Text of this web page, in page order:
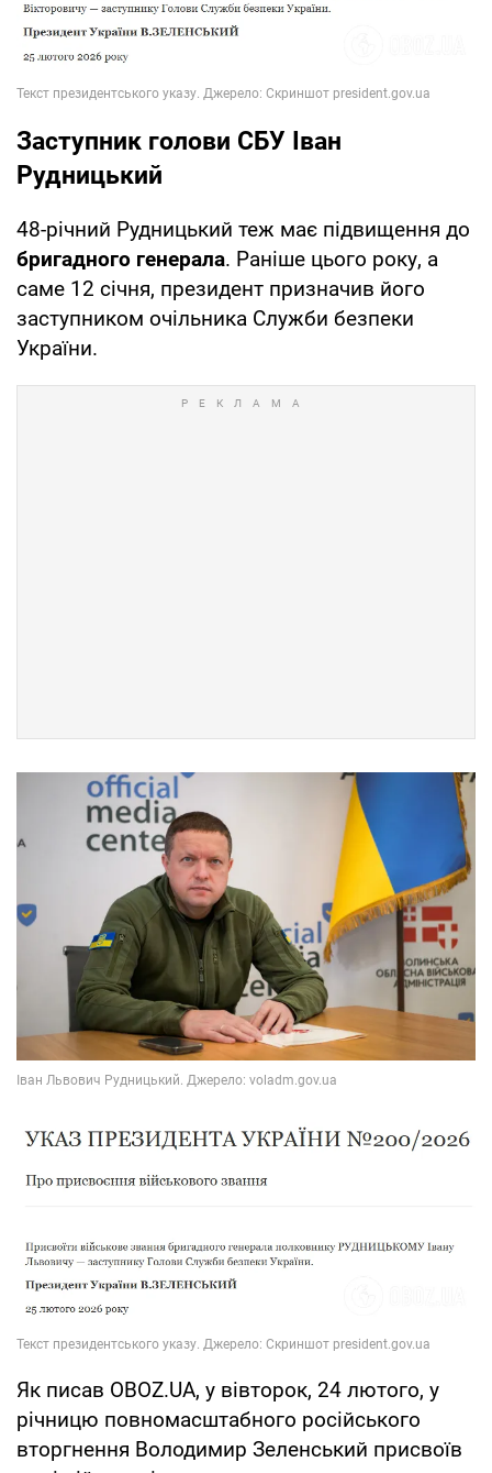
Заступник голови СБУ Іван
Рудницький
48-річний Рудницький теж має підвищення до
бригадного генерала. Раніше цього року, а
саме 12 січня, президент призначив його
заступником очільника Служби безпеки
України.
Як писав OBOZ.UA, у вівторок, 24 лютого, у
річницю повномасштабного російського
вторгнення Володимир Зеленський присвоїв